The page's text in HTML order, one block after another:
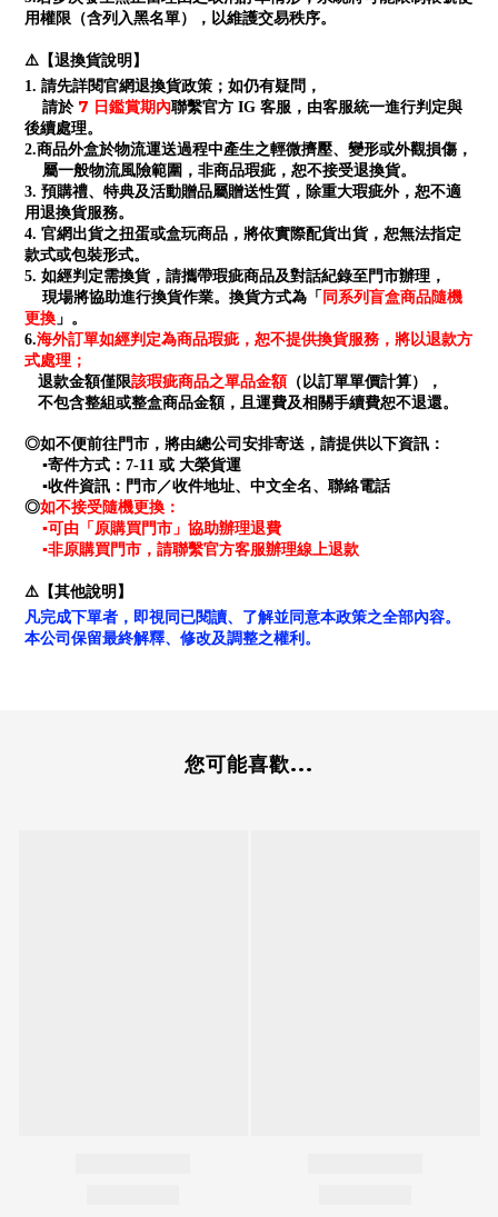
用權限（含列入黑名單），以維護交易秩序。
⚠️【退換貨說明】
1. 請先詳閱官網退換貨政策；如仍有疑問，
請於 7 日鑑賞期內聯繫官方 IG 客服，由客服統一進行判定與
後續處理。
2.商品外盒於物流運送過程中產生之輕微擠壓、變形或外觀損傷，
屬一般物流風險範圍，非商品瑕疵，恕不接受退換貨。
3. 預購禮、特典及活動贈品屬贈送性質，除重大瑕疵外，恕不適
用退換貨服務。
4. 官網出貨之扭蛋或盒玩商品，將依實際配貨出貨，恕無法指定
款式或包裝形式。
5. 如經判定需換貨，請攜帶瑕疵商品及對話紀錄至門市辦理，
現場將協助進行換貨作業。換貨方式為「 同系列盲盒商品隨機
更換 」。
6.海外訂單如經判定為商品瑕疵，恕不提供換貨服務，將以退款方
式處理；
退款金額僅限該瑕疵商品之單品金額（以訂單單價計算），
不包含整組或整盒商品金額，且運費及相關手續費恕不退還。
◎如不便前往門市，將由總公司安排寄送，請提供以下資訊：
▪寄件方式：7-11 或 大榮貨運
▪收件資訊：門市／收件地址、中文全名、聯絡電話
◎如不接受隨機更換：
▪可由「原購買門市」協助辦理退費
▪非原購買門市，請聯繫官方客服辦理線上退款
⚠️【其他說明】
凡完成下單者，即視同已閱讀、了解並同意本政策之全部內容。
本公司保留最終解釋、修改及調整之權利。
您可能喜歡...